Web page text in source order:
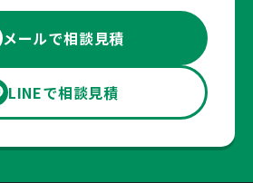
メールで相談見積
LINEで相談見積